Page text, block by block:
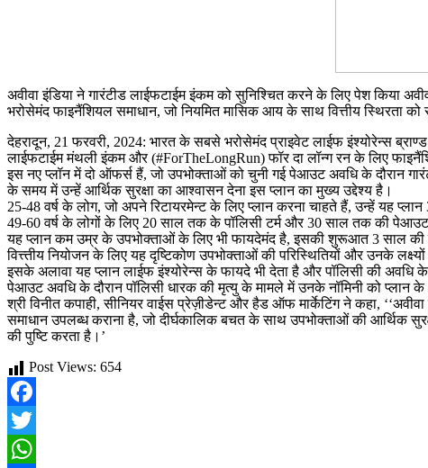
अवीवा इंडिया ने गारंटीड लाईफटाईम इंकम को सुनिश्चित करने के लिए पेश किया
भरोसेमंद फाइनैंशियल समाधान, जो नियमित मासिक आय के साथ वित्तीय स्थिरता को
देहरादून, 21 फरवरी, 2024: भारत के सबसे भरोसेमंद प्राइवेट लाईफ इंश्योरेन्स
लाईफटाईम मंथली इंकम और (#ForTheLongRun) फॉर दा लॉन्ग रन के लिए
इस नए प्लॉन में दो ऑफर्स हैं, जो उपभोक्ताओं को चुनी गई पेआउट अवधि के दौरान
के समय में उन्हें आर्थिक सुरक्षा का आश्वासन देना इस प्लान का मुख्य उद्देश्य है।
25-48 वर्ष के लोग, जो अपने रिटायरमेन्ट के लिए प्लान करना चाहते हैं, उन्हें यह
49-60 वर्ष के लोगों के लिए 20 साल तक के पॉलिसी टर्म और 30 साल तक की
यह प्लान कम उम्र के उपभोक्ताओं के लिए भी फायदेमंद है, इसकी शुरूआत 3 साल की
वित्त्तीय नियोजन के लिए यह दृष्टिकोण उपभोक्ताओं की परिस्थितियों और उनके
इसके अलावा यह प्लान लाईफ इंश्योरेन्स के फायदे भी देता है और पॉलिसी की अवधि के
पेआउट अवधि के दौरान पॉलिसी धारक की मृत्यु के मामले में उनके नॉमिनी को
श्री विनीत कपाही, सीनियर वाईस प्रेज़ीडेन्ट और हैड ऑफ मार्केटिंग ने कहा,
समाधान उपलब्ध कराना है, जो दीर्घकालिक बचत के साथ उपभोक्ताओं की आर्थिक
की पुष्टि करता है।’
Post Views: 654
Facebook
Twitter